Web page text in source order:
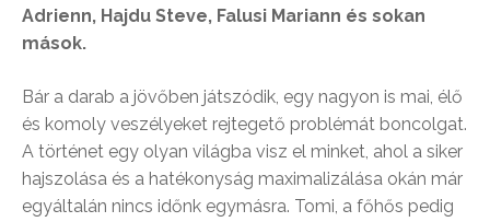
Adrienn, Hajdu Steve, Falusi Mariann és sokan
mások.
Bár a darab a jövőben játszódik, egy nagyon is mai, élő
és komoly veszélyeket rejtegető problémát boncolgat.
A történet egy olyan világba visz el minket, ahol a siker
hajszolása és a hatékonyság maximalizálása okán már
egyáltalán nincs időnk egymásra. Tomi, a főhős pedig